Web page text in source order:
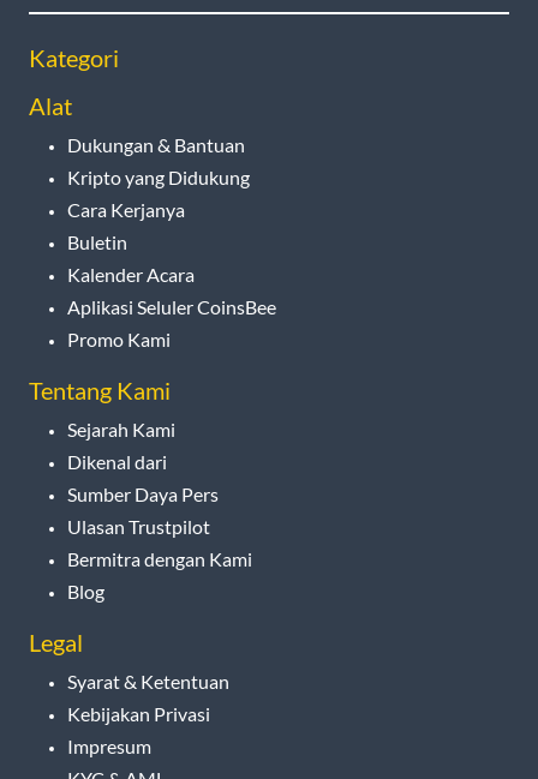
Kategori
Alat
Dukungan & Bantuan
Kripto yang Didukung
Cara Kerjanya
Buletin
Kalender Acara
Aplikasi Seluler CoinsBee
Promo Kami
Tentang Kami
Sejarah Kami
Dikenal dari
Sumber Daya Pers
Ulasan Trustpilot
Bermitra dengan Kami
Blog
Legal
Syarat & Ketentuan
Kebijakan Privasi
Impresum